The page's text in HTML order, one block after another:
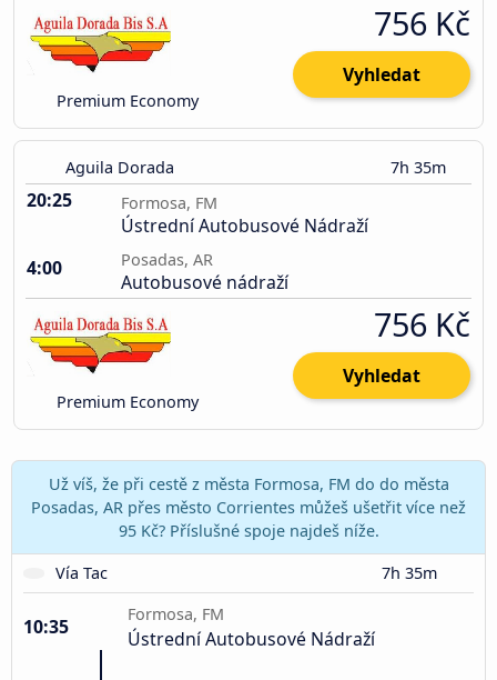
Premium Economy
756 Kč
Vyhledat
Aguila Dorada 7h 35m
20:25 Formosa, FM
Ústrední Autobusové Nádraží
4:00
Posadas, AR
Autobusové nádraží
Premium Economy
756 Kč
Vyhledat
Už víš, že při cestě z města Formosa, FM do do města
Posadas, AR přes město Corrientes můžeš ušetřit více než
95 Kč? Příslušné spoje najdeš níže.
Vía Tac
7h 35m
10:35
Formosa, FM
Ústrední Autobusové Nádraží